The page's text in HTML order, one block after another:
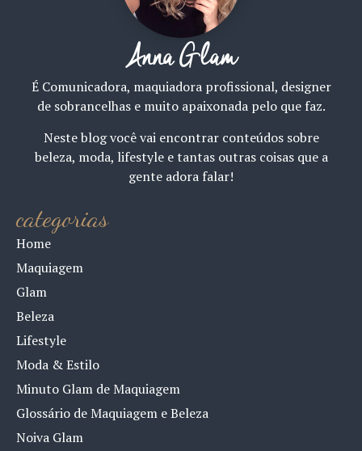
Anna Glam
É Comunicadora, maquiadora profissional, designer
de sobrancelhas e muito apaixonada pelo que faz.
Neste blog você vai encontrar conteúdos sobre
beleza, moda, lifestyle e tantas outras coisas que a
gente adora falar!
categorias
Home
Maquiagem
Glam
Beleza
Lifestyle
Moda & Estilo
Minuto Glam de Maquiagem
Glossário de Maquiagem e Beleza
Noiva Glam